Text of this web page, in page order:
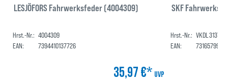
LESJÖFORS Fahrwerksfeder (4004309)
Hrst.-Nr.: 4004309
EAN:
7394410137726
35,97 €* UVP
SKF
Hrst.-Nr.: VKDL 31373
EAN: